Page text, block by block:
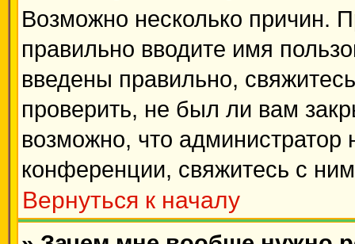
Возможно несколько причин.
правильно вводите имя
введены правильно,
проверить, не был ли вам
возможно, что
конференции, свяжитесь с
Вернуться к началу